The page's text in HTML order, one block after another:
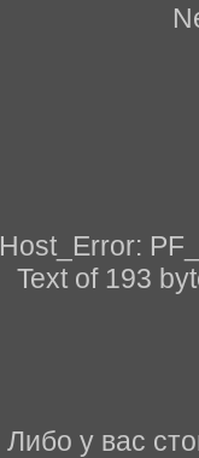
Host_Error:
Text of 193
Либо у вас